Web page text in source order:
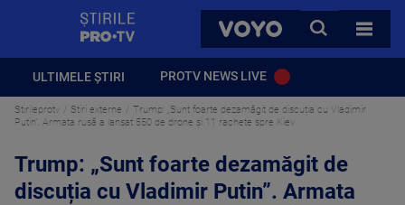
VOYO
CAUTA
TOATE
ULTIMELE ȘTIRI PROTV NEWS LIVE
Stirileprotv Stiri externe
Trump: „Sunt foarte dezamăgit de discuția cu Vladimir
Putin”. Armata rusă a lansat 550 de drone și 11 rachete spre Kiev
Trump: „Sunt foarte dezamăgit de
discuția cu Vladimir Putin”. Armata